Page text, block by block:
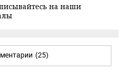
на наши
(25)